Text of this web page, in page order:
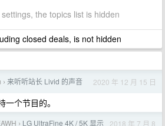
the topics list is hidden
closed deals, is not hidden
› 来听听站长 Livid 的声音 2020 年 12 月 15 日
个节目的。
› LG UltraFine 4K / 5K 显示
2018 年 7 月 8